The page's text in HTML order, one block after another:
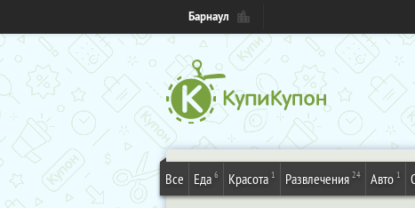
Барнаул
Все Еда 6 Красота 1 Развлечения 24 Авто 1